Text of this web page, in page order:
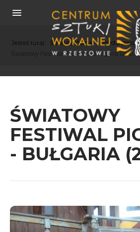
REKRUTACJA
KONCERTY
WSPÓŁPRACA
POLITYKA COOKIES
REKRUTACJA
FESTIWALE
Jesteś tutaj: Strona główna / Wydarzenia
Światowy Festiwal Piosenki - Bułgaria (2007)
ŚWIATOWY
FESTIWAL
- BUŁGARIA